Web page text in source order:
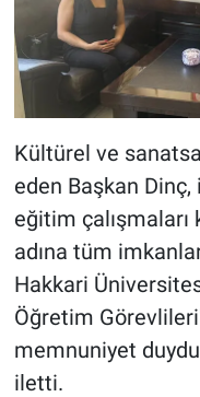
Kültürel ve
eden Başkan
eğitim çalışmaları
adına tüm
Hakkari
Öğretim
memnuniyet
iletti.